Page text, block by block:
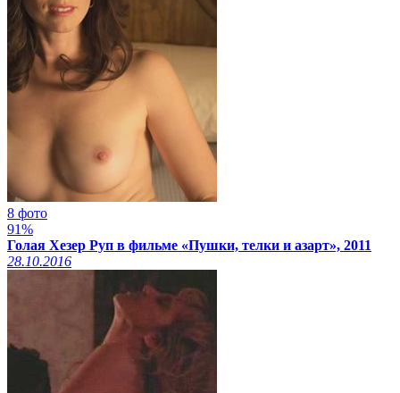
8 фото
91%
Голая Хезер Руп в фильме «Пушки, телки и азарт», 2011
28.10.2016